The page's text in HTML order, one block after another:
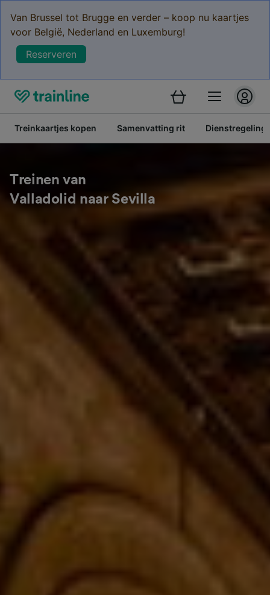
Van Brussel tot Brugge en verder – koop nu kaartjes
voor België, Nederland en Luxemburg!
Reserveren
Treinkaartjes kopen Samenvatting rit Dienstregeling
Treinen van
Valladolid naar Sevilla